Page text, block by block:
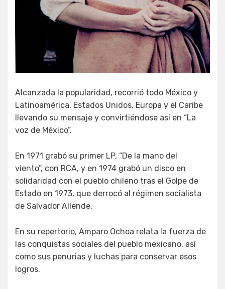
Alcanzada la popularidad, recorrió todo México y
Latinoamérica, Estados Unidos, Europa y el Caribe
llevando su mensaje y convirtiéndose así en “La
voz de México”.
En 1971 grabó su primer LP, “De la mano del
viento”, con RCA, y en 1974 grabó un disco en
solidaridad con el pueblo chileno tras el Golpe de
Estado en 1973, que derrocó al régimen socialista
de Salvador Allende.
En su repertorio, Amparo Ochoa relata la fuerza de
las conquistas sociales del pueblo mexicano, así
como sus penurias y luchas para conservar esos
logros.